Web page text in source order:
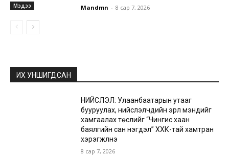
Мэдээ Mandmn - 8 сар 7, 2026
ИХ УНШИГДСАН
НИЙСЛЭЛ: Улаанбаатарын утааг
бууруулах, нийслэлчүүдийн эрүүл мэндийг
хамгаалах төслийг “Чингис хаан
баялгийн сан нэгдэл” ХХК-тай хамтран
хэрэгжүүлнэ
8 сар 7, 2026